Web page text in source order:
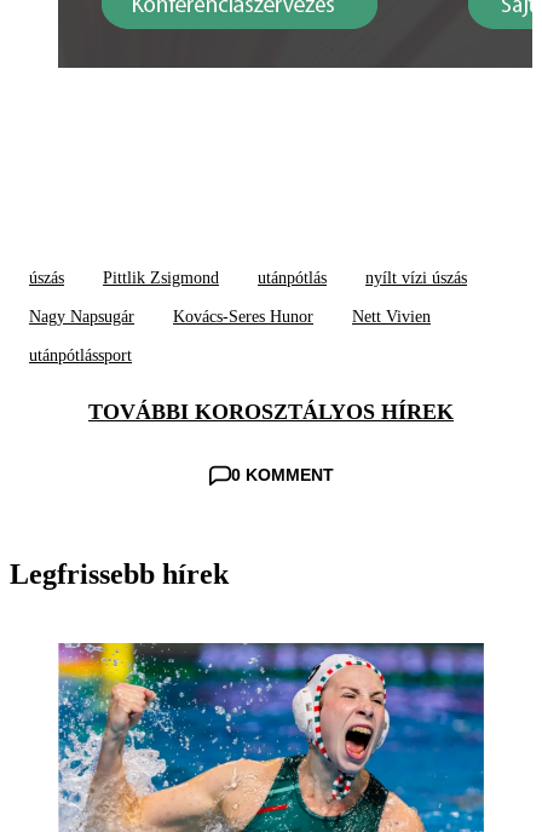
úszás Pittlik Zsigmond utánpótlás nyílt vízi úszás
Nagy Napsugár Kovács-Seres Hunor Nett Vivien
utánpótlássport
TOVÁBBI KOROSZTÁLYOS HÍREK
0 KOMMENT
Legfrissebb hírek